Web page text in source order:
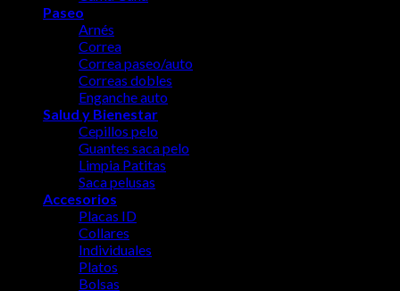
Paseo
Arnés
Correa
Correa paseo/auto
Correas dobles
Enganche auto
Salud y Bienestar
Cepillos pelo
Guantes saca pelo
Limpia Patitas
Saca pelusas
Accesorios
Placas ID
Collares
Individuales
Platos
Bolsas